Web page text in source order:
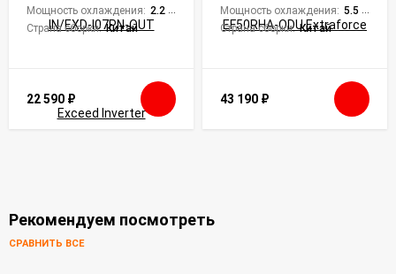
Мощность охлаждения: 2.2 кВт
Страна сборки: Китай
22 590 ₽
Мощность охлаждения: 5.5 кВт
Страна сборки: Китай
43 190 ₽
Рекомендуем посмотреть
СРАВНИТЬ ВСЕ